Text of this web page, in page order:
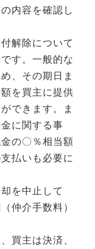
内容を確認し
解除について
す。一般的な
、その期日ま
を買主に提供
できます。ま
に関する事
の〇％相当額
払いも必要に
を中止して
仲介手数料）
買主は決済、